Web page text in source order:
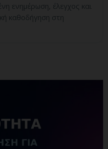
ενημέρωση, έλεγχος και
καθοδήγηση στη